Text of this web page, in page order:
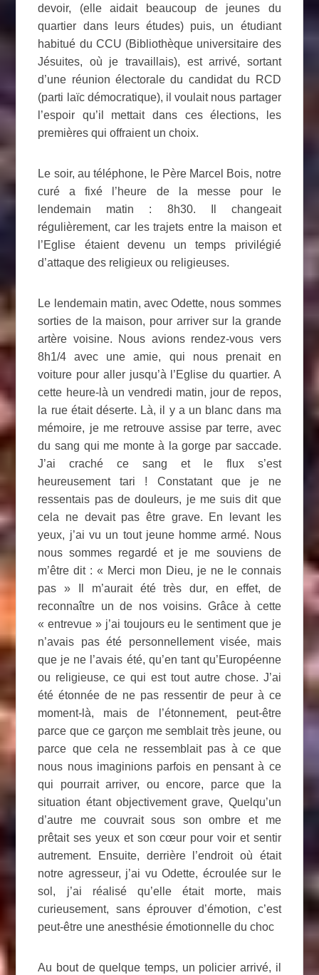
devoir, (elle aidait beaucoup de jeunes du
quartier dans leurs études) puis, un étudiant
habitué du CCU (Bibliothèque universitaire des
Jésuites, où je travaillais), est arrivé, sortant
d’une réunion électorale du candidat du RCD
(parti laïc démocratique), il voulait nous partager
l’espoir qu’il mettait dans ces élections, les
premières qui offraient un choix.
Le soir, au téléphone, le Père Marcel Bois, notre
curé a fixé l’heure de la messe pour le
lendemain matin : 8h30. Il changeait
régulièrement, car les trajets entre la maison et
l’Eglise étaient devenu un temps privilégié
d’attaque des religieux ou religieuses.
Le lendemain matin, avec Odette, nous sommes
sorties de la maison, pour arriver sur la grande
artère voisine. Nous avions rendez-vous vers
8h1/4 avec une amie, qui nous prenait en
voiture pour aller jusqu’à l’Eglise du quartier. A
cette heure-là un vendredi matin, jour de repos,
la rue était déserte. Là, il y a un blanc dans ma
mémoire, je me retrouve assise par terre, avec
du sang qui me monte à la gorge par saccade.
J’ai craché ce sang et le flux s’est
heureusement tari ! Constatant que je ne
ressentais pas de douleurs, je me suis dit que
cela ne devait pas être grave. En levant les
yeux, j’ai vu un tout jeune homme armé. Nous
nous sommes regardé et je me souviens de
m’être dit : « Merci mon Dieu, je ne le connais
pas » Il m’aurait été très dur, en effet, de
reconnaître un de nos voisins. Grâce à cette
« entrevue » j’ai toujours eu le sentiment que je
n’avais pas été personnellement visée, mais
que je ne l’avais été, qu’en tant qu’Européenne
ou religieuse, ce qui est tout autre chose. J’ai
été étonnée de ne pas ressentir de peur à ce
moment-là, mais de l’étonnement, peut-être
parce que ce garçon me semblait très jeune, ou
parce que cela ne ressemblait pas à ce que
nous nous imaginions parfois en pensant à ce
qui pourrait arriver, ou encore, parce que la
situation étant objectivement grave, Quelqu’un
d’autre me couvrait sous son ombre et me
prêtait ses yeux et son cœur pour voir et sentir
autrement. Ensuite, derrière l’endroit où était
notre agresseur, j’ai vu Odette, écroulée sur le
sol, j’ai réalisé qu’elle était morte, mais
curieusement, sans éprouver d’émotion, c’est
peut-être une anesthésie émotionnelle du choc
Au bout de quelque temps, un policier arrivé, il